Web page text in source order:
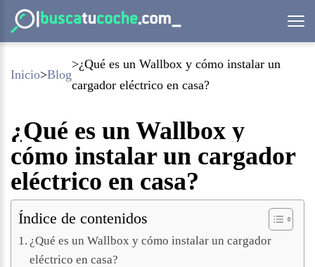
Inicio Blog
¿Qué es un Wallbox y cómo instalar un
cargador eléctrico en casa?
¿Qué es un Wallbox y
cómo instalar un cargador
eléctrico en casa?
Índice de contenidos
¿Qué es un Wallbox y cómo instalar un cargador
eléctrico en casa?